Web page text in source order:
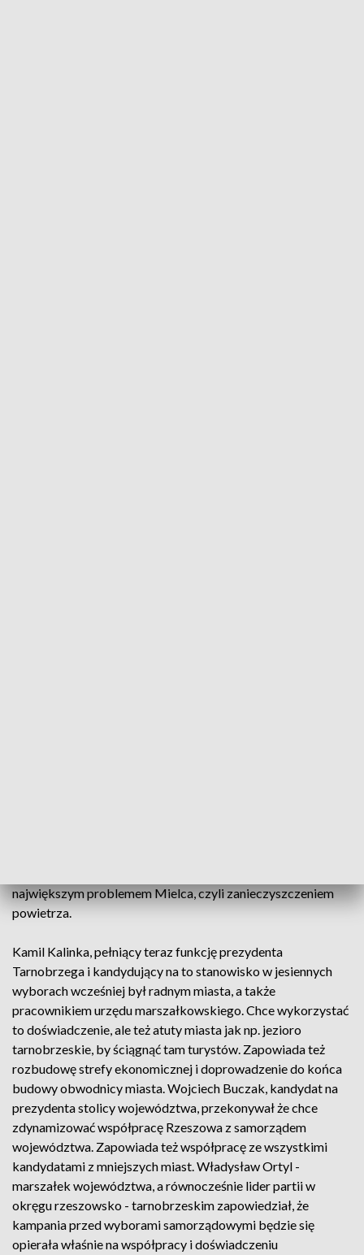
największym problemem Mielca, czyli zanieczyszczeniem
powietrza.
Kamil Kalinka, pełniący teraz funkcję prezydenta
Tarnobrzega i kandydujący na to stanowisko w jesiennych
wyborach wcześniej był radnym miasta, a także
pracownikiem urzędu marszałkowskiego. Chce wykorzystać
to doświadczenie, ale też atuty miasta jak np. jezioro
tarnobrzeskie, by ściągnąć tam turystów. Zapowiada też
rozbudowę strefy ekonomicznej i doprowadzenie do końca
budowy obwodnicy miasta. Wojciech Buczak, kandydat na
prezydenta stolicy województwa, przekonywał że chce
zdynamizować współpracę Rzeszowa z samorządem
województwa. Zapowiada też współpracę ze wszystkimi
kandydatami z mniejszych miast. Władysław Ortyl -
marszałek województwa, a równocześnie lider partii w
okręgu rzeszowsko - tarnobrzeskim zapowiedział, że
kampania przed wyborami samorządowymi będzie się
opierała właśnie na współpracy i doświadczeniu